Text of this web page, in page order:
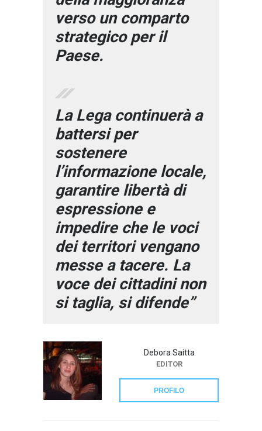
verso un comparto
strategico per il
Paese.
La Lega continuerà a
battersi per
sostenere
l’informazione locale,
garantire libertà di
espressione e
impedire che le voci
dei territori vengano
messe a tacere. La
voce dei cittadini non
si taglia, si difende”
Debora Saitta
EDITOR
PROFILO